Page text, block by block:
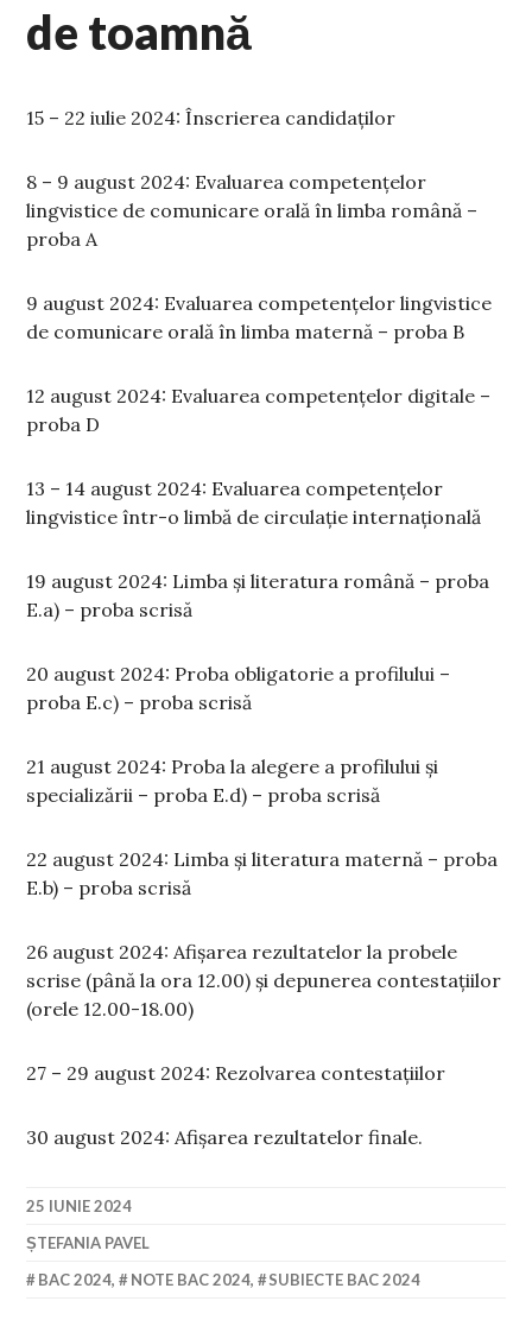
de toamnă
15 – 22 iulie 2024: Înscrierea candidaților
8 – 9 august 2024: Evaluarea competențelor
lingvistice de comunicare orală în limba română –
proba A
9 august 2024: Evaluarea competențelor lingvistice
de comunicare orală în limba maternă – proba B
12 august 2024: Evaluarea competențelor digitale –
proba D
13 – 14 august 2024: Evaluarea competențelor
lingvistice într-o limbă de circulație internațională
19 august 2024: Limba și literatura română – proba
E.a) – proba scrisă
20 august 2024: Proba obligatorie a profilului –
proba E.c) – proba scrisă
21 august 2024: Proba la alegere a profilului și
specializării – proba E.d) – proba scrisă
22 august 2024: Limba și literatura maternă – proba
E.b) – proba scrisă
26 august 2024: Afișarea rezultatelor la probele
scrise (până la ora 12.00) și depunerea contestațiilor
(orele 12.00-18.00)
27 – 29 august 2024: Rezolvarea contestațiilor
30 august 2024: Afișarea rezultatelor finale.
25 IUNIE 2024
ȘTEFANIA PAVEL
BAC 2024, NOTE BAC 2024, SUBIECTE BAC 2024